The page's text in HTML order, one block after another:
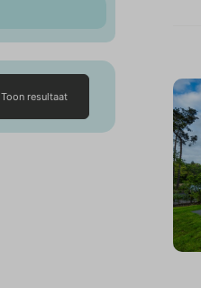
Toon resultaat